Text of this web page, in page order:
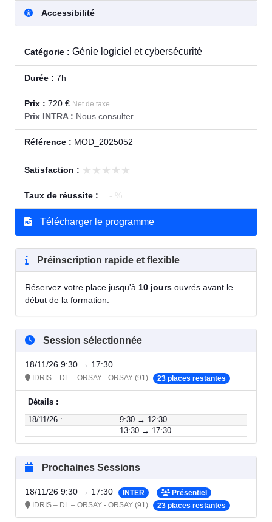
Accessibilité
Catégorie : Génie logiciel et cybersécurité
Durée : 7h
Prix : 720 € Net de taxe
Prix INTRA : Nous consulter
Référence : MOD_2025052
Satisfaction : ★★★★★
★★★★★
Taux de réussite : - %
Télécharger le programme
Préinscription rapide et flexible
Réservez votre place jusqu'à 10 jours ouvrés avant le
début de la formation.
Session sélectionnée
18/11/26 9:30 → 17:30
IDRIS – DL – ORSAY - ORSAY (91) 23 places restantes
Détails :
18/11/26 :
9:30 → 12:30
13:30 → 17:30
Prochaines Sessions
18/11/26 9:30 → 17:30 INTER
Présentiel
IDRIS – DL – ORSAY - ORSAY (91)
23 places restantes